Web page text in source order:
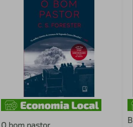
O bom pastor